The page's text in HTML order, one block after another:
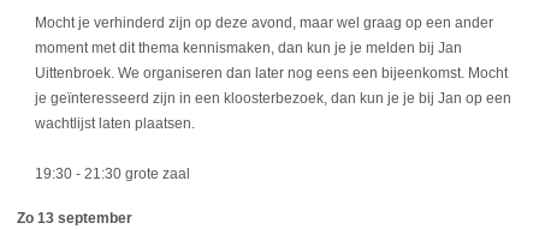
Mocht je verhinderd zijn op deze avond, maar wel graag op een ander
moment met dit thema kennismaken, dan kun je je melden bij Jan
Uittenbroek. We organiseren dan later nog eens een bijeenkomst. Mocht
je geïnteresseerd zijn in een kloosterbezoek, dan kun je je bij Jan op een
wachtlijst laten plaatsen.
19:30 - 21:30 grote zaal
Zo 13 september